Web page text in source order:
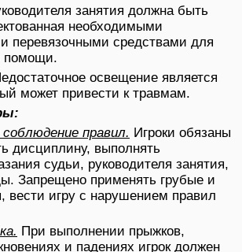
занятия должна быть
необходимыми
перевязочными средствами для
помощи.
освещение является
может привести к травмам.
правил. Игроки обязаны
дисциплину, выполнять
судьи, руководителя занятия,
Запрещено применять грубые и
вести игру с нарушением правил
При выполнении прыжков,
и падениях игрок должен